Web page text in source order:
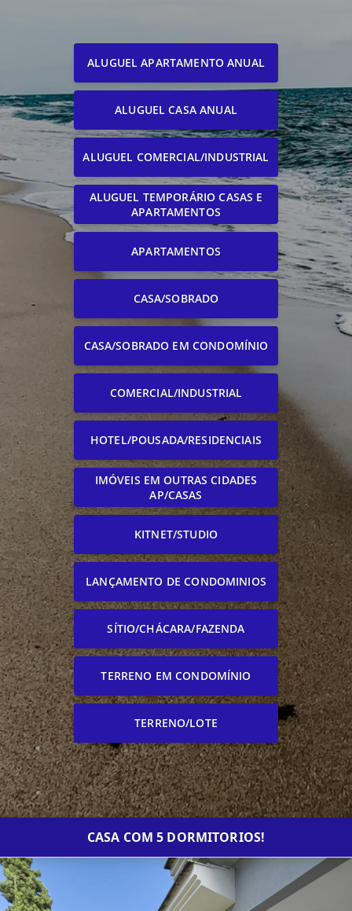
ALUGUEL APARTAMENTO ANUAL
ALUGUEL CASA ANUAL
ALUGUEL COMERCIAL/INDUSTRIAL
ALUGUEL TEMPORÁRIO CASAS E
APARTAMENTOS
APARTAMENTOS
CASA/SOBRADO
CASA/SOBRADO EM CONDOMÍNIO
COMERCIAL/INDUSTRIAL
HOTEL/POUSADA/RESIDENCIAIS
IMÓVEIS EM OUTRAS CIDADES
AP/CASAS
KITNET/STUDIO
LANÇAMENTO DE CONDOMINIOS
SÍTIO/CHÁCARA/FAZENDA
TERRENO EM CONDOMÍNIO
TERRENO/LOTE
CASA COM 5 DORMITORIOS!